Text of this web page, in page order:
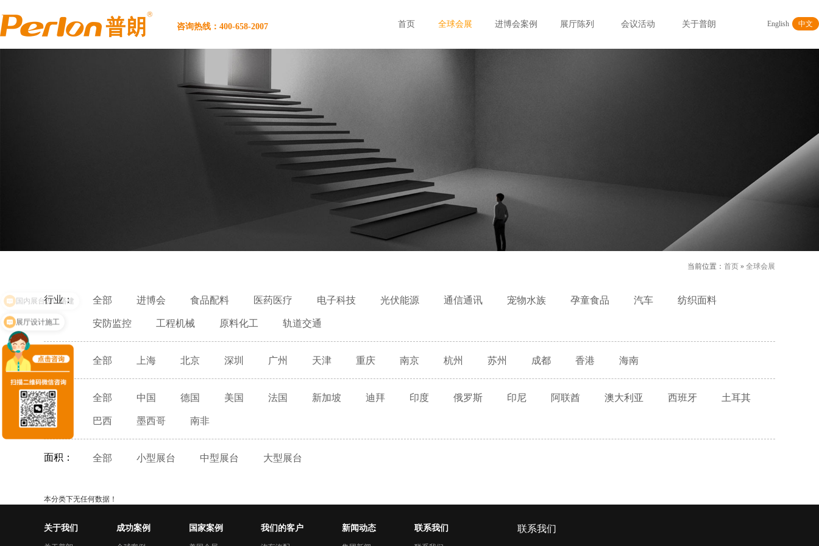
咨询热线：400-658-2007 English 中文
首页 全球会展 进博会案例 展厅陈列 会议活动 关于普朗
当前位置： 首页 » 全球会展
行业： 全部 进博会 食品配料 医药医疗 电子科技 光伏能源 通信通讯 宠物水族 孕童食品 汽车 纺织面料
安防监控 工程机械 原料化工 轨道交通
国内： 全部 上海 北京 深圳 广州 天津 重庆 南京 杭州 苏州 成都 香港 海南
国外： 全部 中国 德国 美国 法国 新加坡 迪拜 印度 俄罗斯 印尼 阿联酋 澳大利亚 西班牙 土耳其
巴西 墨西哥 南非
面积： 全部 小型展台 中型展台 大型展台
本分类下无任何数据！
关于我们 成功案例 国家案例 我们的客户 新闻动态 联系我们 联系我们
国内展台设计搭建
展厅设计施工